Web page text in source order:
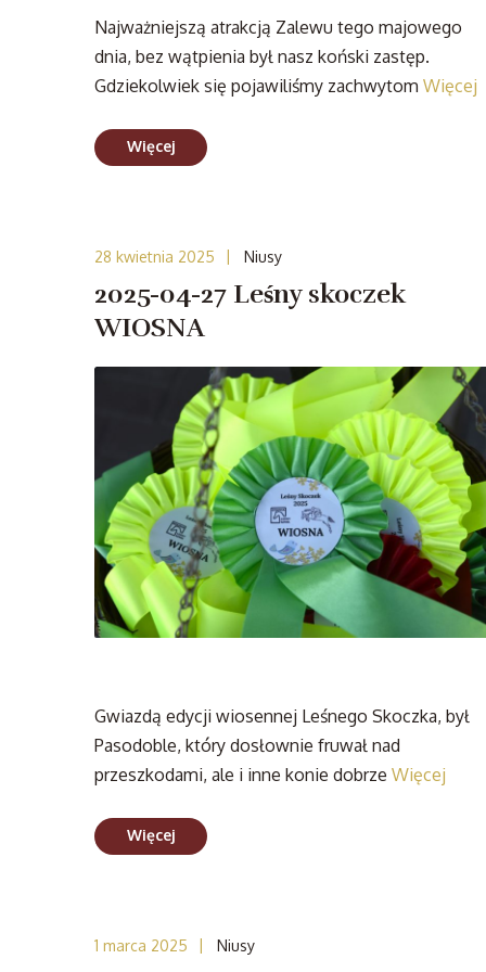
Najważniejszą atrakcją Zalewu tego majowego
dnia, bez wątpienia był nasz koński zastęp.
Gdziekolwiek się pojawiliśmy zachwytom Więcej
Więcej
28 kwietnia 2025 | Niusy
2025-04-27 Leśny skoczek
WIOSNA
Gwiazdą edycji wiosennej Leśnego Skoczka, był
Pasodoble, który dosłownie fruwał nad
przeszkodami, ale i inne konie dobrze Więcej
Więcej
1 marca 2025 | Niusy